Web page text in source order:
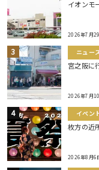
イオンモ
2026年7月
ニュー
宮之阪に
2026年7月
イベン
枚方の近
2026年8月6